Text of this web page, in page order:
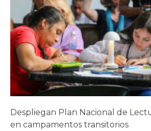
Despliegan Plan Nacional de
en campamentos transitorios